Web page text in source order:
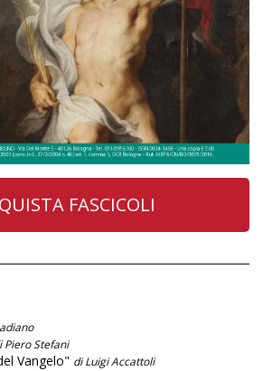
FASCICOLI
Piero Stefani
Vangelo" di Luigi Accattoli